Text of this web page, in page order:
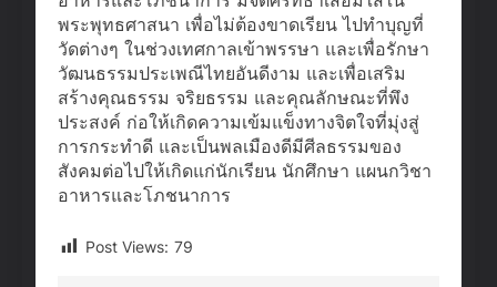
พระพุทธศาสนา เพื่อไม่ต้องขาดเรียน ไปทำบุญที่
วัดต่างๆ ในช่วงเทศกาลเข้าพรรษา และเพื่อรักษา
วัฒนธรรมประเพณีไทยอันดีงาม และเพื่อเสริม
สร้างคุณธรรม จริยธรรม และคุณลักษณะที่พึง
ประสงค์ ก่อให้เกิดความเข้มแข็งทางจิตใจที่มุ่งสู่
การกระทำดี และเป็นพลเมืองดีมีศีลธรรมของ
สังคมต่อไปให้เกิดแก่นักเรียน นักศึกษา แผนกวิชา
อาหารและโภชนาการ
Post Views: 79